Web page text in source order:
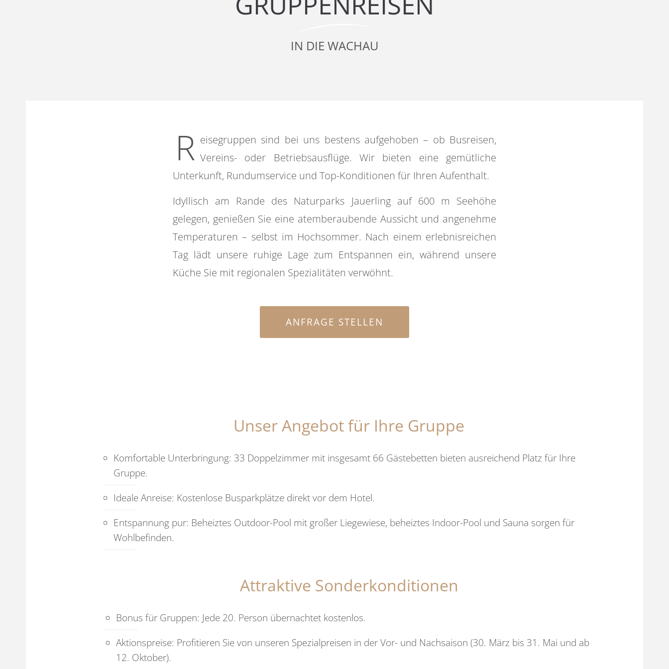
IN DIE WACHAU
R eisegruppen sind bei uns bestens aufgehoben – ob Busreisen,
Vereins- oder Betriebsausflüge. Wir bieten eine gemütliche
Unterkunft, Rundumservice und Top-Konditionen für Ihren Aufenthalt.
Idyllisch am Rande des Naturparks Jauerling auf 600 m Seehöhe
gelegen, genießen Sie eine atemberaubende Aussicht und angenehme
Temperaturen – selbst im Hochsommer. Nach einem erlebnisreichen
Tag lädt unsere ruhige Lage zum Entspannen ein, während unsere
Küche Sie mit regionalen Spezialitäten verwöhnt.
ANFRAGE STELLEN
Unser Angebot für Ihre Gruppe
Komfortable Unterbringung: 33 Doppelzimmer mit insgesamt 66 Gästebetten bieten ausreichend Platz für Ihre
Gruppe.
Ideale Anreise: Kostenlose Busparkplätze direkt vor dem Hotel.
Entspannung pur: Beheiztes Outdoor-Pool mit großer Liegewiese, beheiztes Indoor-Pool und Sauna sorgen für
Wohlbefinden.
Attraktive Sonderkonditionen
Bonus für Gruppen: Jede 20. Person übernachtet kostenlos.
Aktionspreise: Profitieren Sie von unseren Spezialpreisen in der Vor- und Nachsaison (30. März bis 31. Mai und ab
12. Oktober).